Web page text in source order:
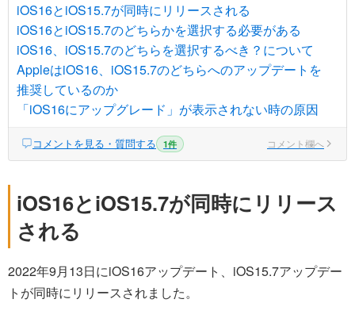
iOS16とiOS15.7が同時にリリースされる
iOS16とiOS15.7のどちらかを選択する必要がある
iOS16、iOS15.7のどちらを選択するべき？について
AppleはiOS16、iOS15.7のどちらへのアップデートを
推奨しているのか
「iOS16にアップグレード」が表示されない時の原因
コメントを見る・質問する 1件 コメント欄へ
iOS16とiOS15.7が同時にリリース
される
2022年9月13日にiOS16アップデート、iOS15.7アップデー
トが同時にリリースされました。